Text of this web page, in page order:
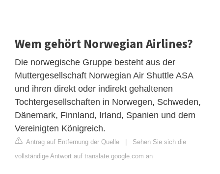
Wem gehört Norwegian Airlines?
Die norwegische Gruppe besteht aus der
Muttergesellschaft Norwegian Air Shuttle ASA
und ihren direkt oder indirekt gehaltenen
Tochtergesellschaften in Norwegen, Schweden,
Dänemark, Finnland, Irland, Spanien und dem
Vereinigten Königreich.
Antrag auf Entfernung der Quelle | Sehen Sie sich die
vollständige Antwort auf translate.google.com an